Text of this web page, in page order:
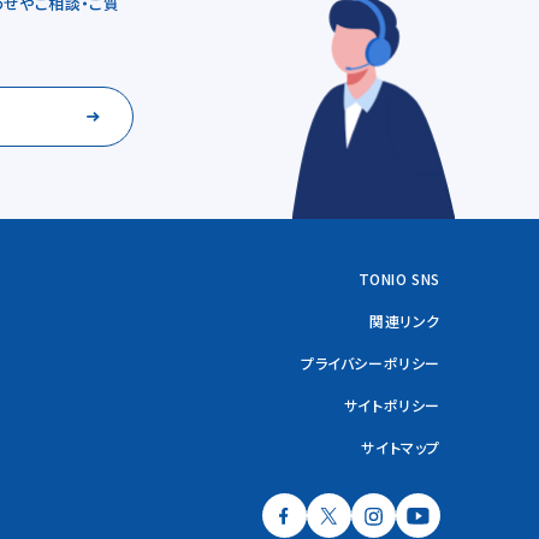
TONIO SNS
関連リンク
プライバシーポリシー
サイトポリシー
サイトマップ